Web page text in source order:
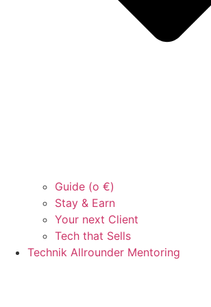
Guide (o €)
Stay & Earn
Your next Client
Tech that Sells
Technik Allrounder Mentoring